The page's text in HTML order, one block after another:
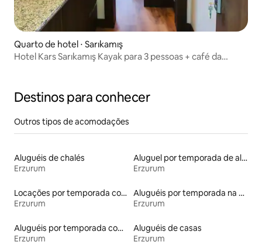
Quarto de hotel ⋅ Sarıkamış
Hotel Kars Sarıkamış Kayak para 3 pessoas + café da
Destinos para conhecer
Outros tipos de acomodações
Aluguéis de chalés
Erzurum
Aluguel por temporada de alojamentos ecológicos
Erzurum
Locações por temporada com piscina
Erzurum
Aluguéis por temporada na orla
Erzurum
Aluguéis por temporada com acesso ao lago
Erzurum
Aluguéis de casas
Erzurum